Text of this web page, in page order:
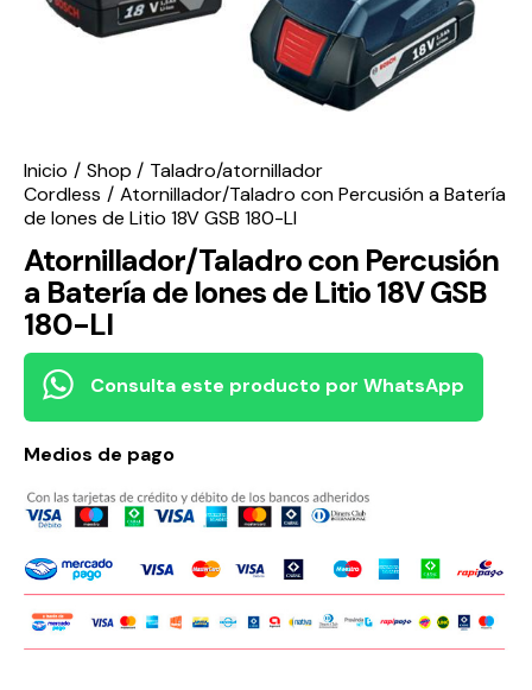
Inicio Shop
Taladro/atornillador
Cordless
Atornillador/Taladro con Percusión a Batería
de Iones de Litio 18V GSB 180-LI
Atornillador/Taladro con Percusión
a Batería de Iones de Litio 18V GSB
180-LI
Consulta este producto por WhatsApp
Medios de pago